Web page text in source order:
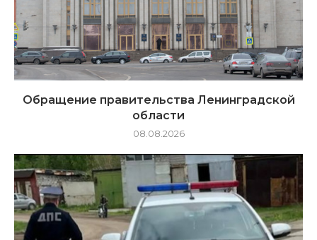
Обращение правительства Ленинградской
области
08.08.2026